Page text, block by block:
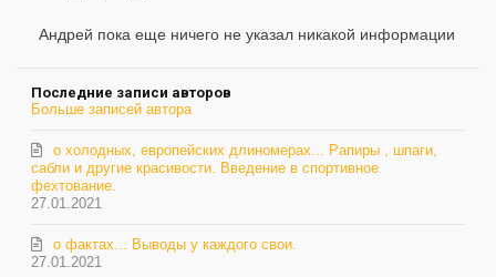
обновление
Андрей пока еще ничего не указал никакой информации
Последние записи авторов
Больше записей автора
27.01.2021
о холодных, европейских длиномерах... Рапиры , шпаги,
сабли и другие красивости. Введение в спортивное
фехтование.
27.01.2021
о фактах... Выводы у каждого свои.